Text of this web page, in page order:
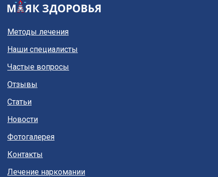
Методы лечения
Наши специалисты
Частые вопросы
Отзывы
Статьи
Новости
Фотогалерея
Контакты
Лечение наркомании